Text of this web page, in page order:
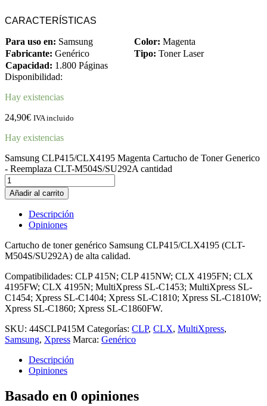
CARACTERÍSTICAS
Para uso en: Samsung Color: Magenta
Fabricante: Genérico Tipo: Toner Laser
Capacidad: 1.800 Páginas
Disponibilidad:
Hay existencias
24,90€ IVA incluido
Hay existencias
Samsung CLP415/CLX4195 Magenta Cartucho de Toner Generico
- Reemplaza CLT-M504S/SU292A cantidad
Añadir al carrito
Descripción
Opiniones
Cartucho de toner genérico Samsung CLP415/CLX4195 (CLT-
M504S/SU292A) de alta calidad.
Compatibilidades: CLP 415N; CLP 415NW; CLX 4195FN; CLX
4195FW; CLX 4195N; MultiXpress SL-C1453; MultiXpress SL-
C1454; Xpress SL-C1404; Xpress SL-C1810; Xpress SL-C1810W;
Xpress SL-C1860; Xpress SL-C1860FW.
SKU: 44SCLP415M Categorías: CLP, CLX, MultiXpress,
Samsung, Xpress Marca: Genérico
Descripción
Opiniones
Basado en 0 opiniones